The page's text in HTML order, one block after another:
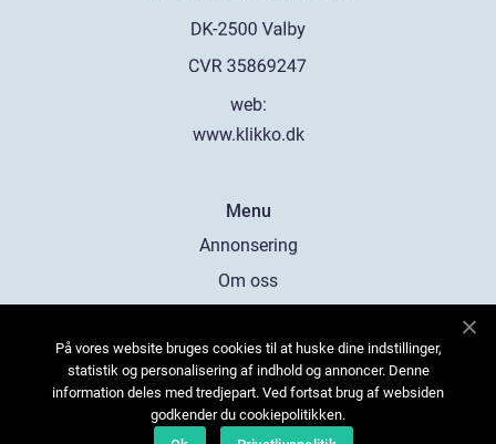
web:
www.klikko.dk
Menu
Annonsering
Om oss
Kontakta oss
Sitemap
På vores website bruges cookies til at huske dine indstillinger,
statistik og personalisering af indhold og annoncer. Denne
information deles med tredjepart. Ved fortsat brug af websiden
godkender du cookiepolitikken.